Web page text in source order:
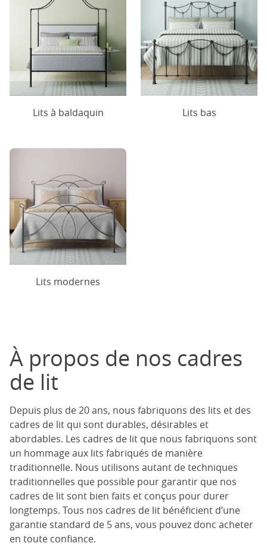
Lits à baldaquin Lits bas
Lits modernes
À propos de nos cadres
de lit
Depuis plus de 20 ans, nous fabriquons des lits et des
cadres de lit qui sont durables, désirables et
abordables. Les cadres de lit que nous fabriquons sont
un hommage aux lits fabriqués de manière
traditionnelle. Nous utilisons autant de techniques
traditionnelles que possible pour garantir que nos
cadres de lit sont bien faits et conçus pour durer
longtemps. Tous nos cadres de lit bénéficient d’une
garantie standard de 5 ans, vous pouvez donc acheter
en toute confiance.